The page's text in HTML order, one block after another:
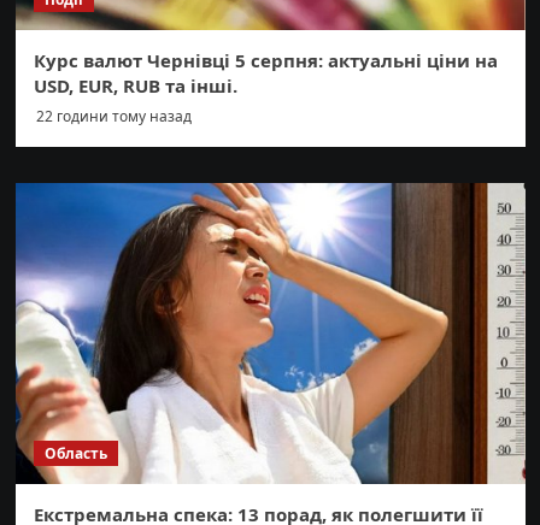
Курс валют Чернівці 5 серпня: актуальні ціни на
USD, EUR, RUB та інші.
22 години тому назад
Область
Екстремальна спека: 13 порад, як полегшити її